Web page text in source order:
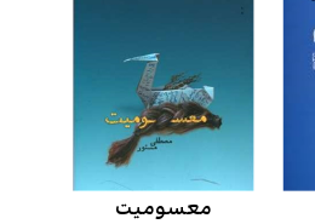
معسومیت